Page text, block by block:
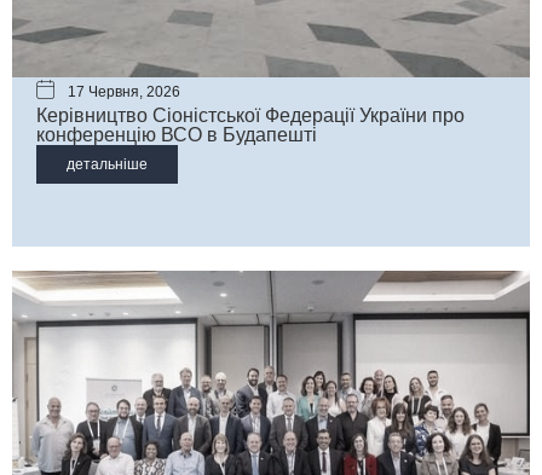
17 Червня, 2026
Керівництво Сіоністської Федерації України про
конференцію ВСО в Будапешті
детальніше